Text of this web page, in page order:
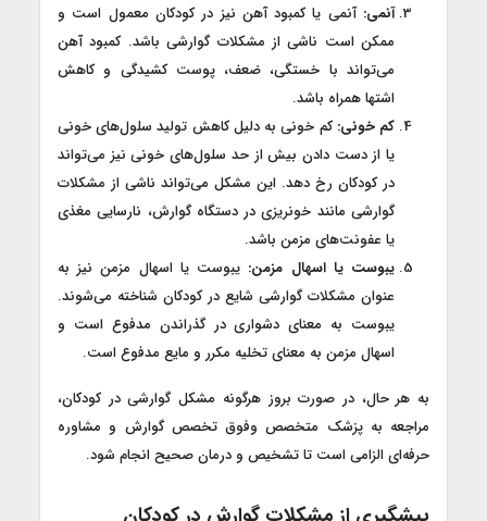
آنمی: آنمی یا کمبود آهن نیز در کودکان معمول است و
ممکن است ناشی از مشکلات گوارشی باشد. کمبود آهن
می‌تواند با خستگی، ضعف، پوست کشیدگی و کاهش
اشتها همراه باشد.
کم خونی:کم خونی به دلیل کاهش تولید سلول‌های خونی
یا از دست دادن بیش از حد سلول‌های خونی نیز می‌تواند
در کودکان رخ دهد. این مشکل می‌تواند ناشی از مشکلات
گوارشی مانند خونریزی در دستگاه گوارش، نارسایی مغذی
یا عفونت‌های مزمن باشد.
یبوست یا اسهال مزمن: یبوست یا اسهال مزمن نیز به
عنوان مشکلات گوارشی شایع در کودکان شناخته می‌شوند.
یبوست به معنای دشواری در گذراندن مدفوع است و
اسهال مزمن به معنای تخلیه مکرر و مایع مدفوع است.
به هر حال، در صورت بروز هرگونه مشکل گوارشی در کودکان،
مراجعه به پزشک متخصص وفوق تخصص گوارش و مشاوره
حرفه‌ای الزامی است تا تشخیص و درمان صحیح انجام شود.